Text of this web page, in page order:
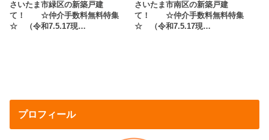
さいたま市緑区の新築戸建
て！ ☆仲介手数料無料特集
☆ （令和7.5.17現…
さいたま市南区の新築戸建
て！ ☆仲介手数料無料特集
☆ （令和7.5.17現…
プロフィール